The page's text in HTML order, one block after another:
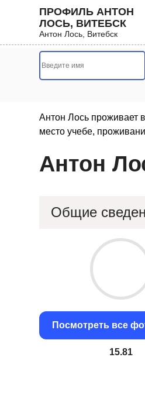
ПРОФИЛЬ АНТОН
ЛОСЬ, ВИТЕБСК
Антон Лось, Витебск
Антон Лось проживает
место учебе,
Антон
Общие
Посмотреть все
15.21